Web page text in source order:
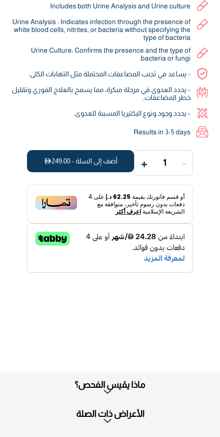
Includes both Urine Analysis and Urine culture
Urine Analysis : Indicates infection through the presence of
white blood cells, nitrites, or bacteria without specifying the
type of bacteria
Urine Culture: Confirms the presence and the type of
bacteria or fungi.
- يساعد في تجنب المضاعفات المحتملة مثل التهابات الكلى.
- يحدد العدوى في مرحلة مبكرة، مما يسمح بالعلاج الفوري وتقليل
خطر المضاعفات.
- يحدد وجود ونوع البكتيريا المسببة للعدوى.
Results in 3-5 days
-
1
+ أضف إلى السلة -249.00
أو قسم فاتورتك بقيمة 62.25 د.إ على4
دفعات بدون رسوم تأخير، متوافقة مع
الشريعة الإسلاميةاعرف أكثر
ماذا يقيس الفحص؟
الأعراض ذات الصلة